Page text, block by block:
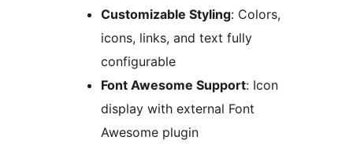
Customizable Styling: Colors,
icons, links, and text fully
configurable
Font Awesome Support: Icon
display with external Font
Awesome plugin